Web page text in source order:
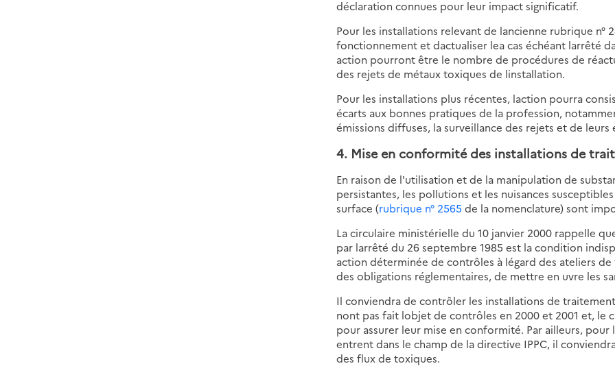
déclaration connues pour leur impact significatif.
Pour les installations relevant de lancienne rubrique n°
fonctionnement et dactualiser lea cas échéant larrêté
action pourront être le nombre de procédures de
des rejets de métaux toxiques de linstallation.
Pour les installations plus récentes, laction pourra
écarts aux bonnes pratiques de la profession,
émissions diffuses, la surveillance des rejets et de leurs
4. Mise en conformité des installations de
En raison de l'utilisation et de la manipulation de
persistantes, les pollutions et les nuisances
surface (rubrique n° 2565 de la nomenclature) sont
La circulaire ministérielle du 10 janvier 2000 rappelle
par larrêté du 26 septembre 1985 est la condition
action déterminée de contrôles à légard des ateliers
des obligations réglementaires, de mettre en uvre les
Il conviendra de contrôler les installations de
nont pas fait lobjet de contrôles en 2000 et 2001 et,
pour assurer leur mise en conformité. Par ailleurs,
entrent dans le champ de la directive IPPC, il
des flux de toxiques.